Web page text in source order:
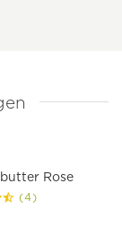
Rose
(4)